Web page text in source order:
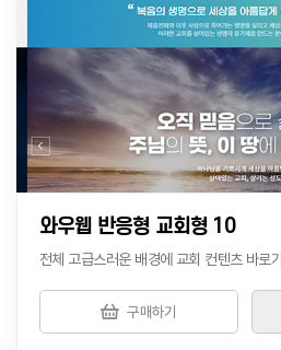
와우웹 반응형 교회형 10
전체 고급스러운 배경에 교회 컨텐츠 바로
구매하기